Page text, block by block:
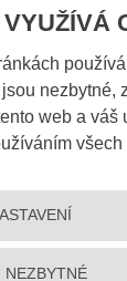
nezbytné,
web a váš
NEZBYTNÉ
osobních údajů